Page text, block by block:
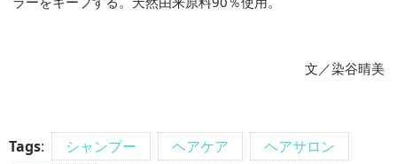
文／染谷晴美
Tags: シャンプー ヘアケア
ヘアサロン